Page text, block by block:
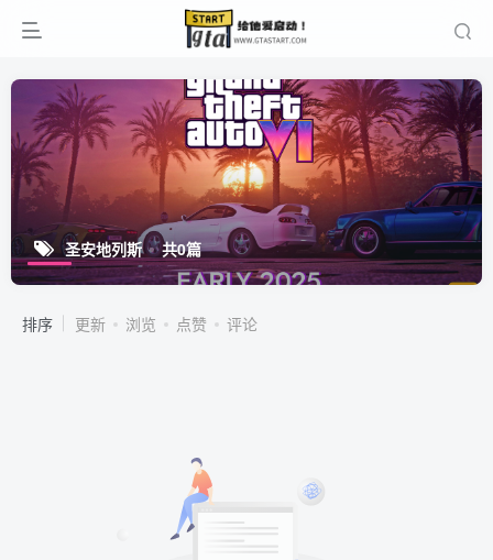
圣安地列斯 共0篇
排序 更新 浏览 点赞 评论